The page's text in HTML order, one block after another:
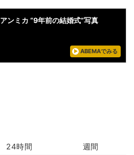
アンミカ “9年前の結婚式”写真
ABEMAでみる
24時間 週間